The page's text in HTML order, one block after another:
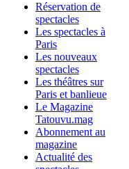
Réservation de
spectacles
Les spectacles à
Paris
Les nouveaux
spectacles
Les théâtres sur
Paris et banlieue
Le Magazine
Tatouvu.mag
Abonnement au
magazine
Actualité des